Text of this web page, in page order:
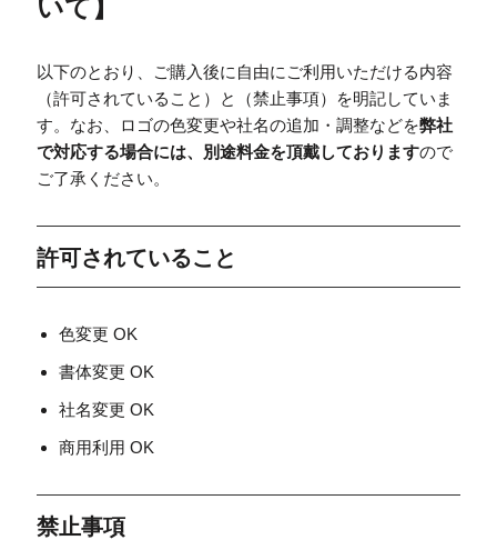
いて 】
以下のとおり、ご購入後に自由にご利用いただける内容
（許可されていること）と（禁止事項）を明記していま
す。なお、ロゴの色変更や社名の追加・調整などを弊社
で対応する場合には、別途料金を頂戴しておりますので
ご了承ください。
許可されていること
色変更 OK
書体変更 OK
社名変更 OK
商用利用 OK
禁止事項